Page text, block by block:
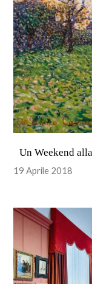
Un Weekend
19 Aprile 2018